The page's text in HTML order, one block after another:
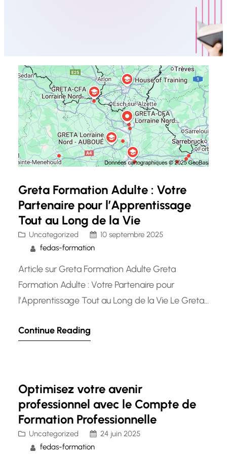
Greta Formation Adulte : Votre
Partenaire pour l’Apprentissage
Tout au Long de la Vie
Uncategorized
10 septembre 2025
fedas-formation
Article sur Greta Formation Adulte Greta
Formation Adulte : Votre Partenaire pour
l’Apprentissage Tout au Long de la Vie Le Greta,
joue un rôle essentiel dans le développement
adaptées…
Continue Reading
Optimisez votre avenir
professionnel avec le Compte de
Formation Professionnelle
Uncategorized
24 juin 2025
fedas-formation